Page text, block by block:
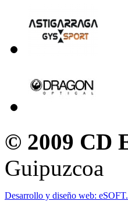
© 2009 CD
Guipuzcoa
Desarrollo y diseño web: